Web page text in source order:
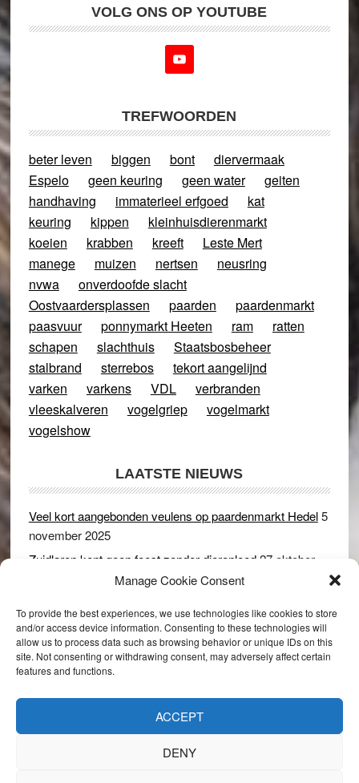
Manage Cookie Consent
To provide the best experiences, we use technologies like cookies to store
and/or access device information. Consenting to these technologies will
allow us to process data such as browsing behavior or unique IDs on this
site. Not consenting or withdrawing consent, may adversely affect certain
features and functions.
ACCEPT
DENY
VOLG ONS OP YOUTUBE
TREFWOORDEN
beter leven biggen bont
diervermaak
Espelo
geen keuring geen water
geiten
handhaving
immaterieel erfgoed
kat
keuring
kippen
kleinhuisdierenmarkt
koeien
krabben kreeft
Leste Mert
manege
muizen nertsen
neusring
nvwa
onverdoofde slacht
Oostvaardersplassen
paarden
paardenmarkt
paasvuur
ponnymarkt Heeten ram
ratten
schapen
slachthuis
Staatsbosbeheer
stalbrand
sterrebos
tekort aangelijnd
varken
varkens VDL
verbranden
vleeskalveren
vogelgriep
vogelmarkt
vogelshow
LAATSTE NIEUWS
Veel kort aangebonden veulens op paardenmarkt Hedel5
november 2025
Zuidlaren kent geen feest zonder dierenleed27 oktober
Rijswijk (Gld) 2 december 2024
Dikbillen sieren de troon op schaamteloos Leste Merte in
Druten 8 november 2024